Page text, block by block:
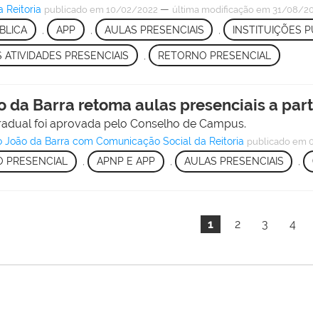
Reitoria publicado em 10/02/2022 — última modificação em 31/08/
APP AULAS PRESENCIAIS , INSTITUIÇÕES
PRESENCIAIS RETORNO PRESENCIAL
da Barra retoma aulas presenciais a
foi aprovada pelo Conselho de Campus.
João da Barra com Comunicação Social da Reitoria publicado em
PRESENCIAL , APNP E APP , AULAS PRESENCIAIS ,
1 2 3 4